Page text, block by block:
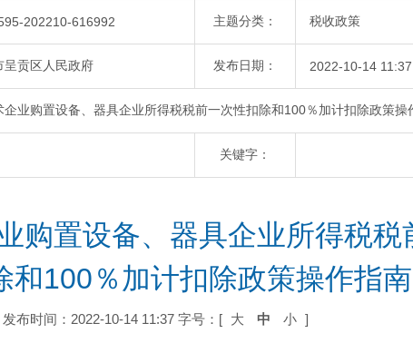
202210-616992 主题分类： 税收政策
贡区人民政府 发布日期： 2022-10-14 11:37
企业购置设备、器具企业所得税税前一次性扣除和100％加计扣除政策操
关键字：
购置设备、器具企业所得税税
和100％加计扣除政策操作指南
发布时间：2022-10-14 11:37 字号：[ 大 中 小 ]